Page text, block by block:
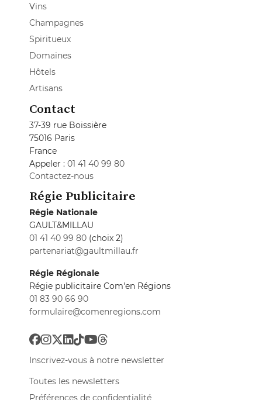
Vins
Champagnes
Spiritueux
Domaines
Hôtels
Artisans
Contact
37-39 rue Boissière
75016 Paris
France
Appeler : 01 41 40 99 80
Contactez-nous
Régie Publicitaire
Régie Nationale
GAULT&MILLAU
01 41 40 99 80 (choix 2)
partenariat@gaultmillau.fr
Régie Régionale
Régie publicitaire Com'en Régions
01 83 90 66 90
formulaire@comenregions.com
Inscrivez-vous à notre newsletter
Toutes les newsletters
Préférences de confidentialité